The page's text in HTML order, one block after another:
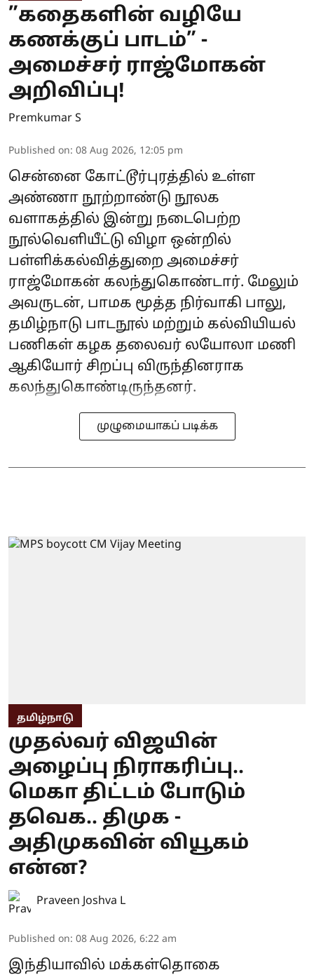
”கதைகளின் வழியே
கணக்குப் பாடம்” -
அமைச்சர் ராஜ்மோகன்
அறிவிப்பு!
Premkumar S
Published on: 08 Aug 2026, 12:05 pm
சென்னை கோட்டூர்புரத்தில் உள்ள
அண்ணா நூற்றாண்டு நூலக
வளாகத்தில் இன்று நடைபெற்ற
நூல்வெளியீட்டு விழா ஒன்றில்
பள்ளிக்கல்வித்துறை அமைச்சர்
ராஜ்மோகன் கலந்துகொண்டார். மேலும்
அவருடன், பாமக மூத்த நிர்வாகி பாலு,
தமிழ்நாடு பாடநூல் மற்றும் கல்வியியல்
பணிகள் கழக தலைவர் லயோலா மணி
ஆகியோர் சிறப்பு விருந்தினராக
கலந்துகொண்டிருந்தனர்.
முழுமையாகப் படிக்க
தமிழ்நாடு
முதல்வர் விஜயின்
அழைப்பு நிராகரிப்பு..
மெகா திட்டம் போடும்
தவெக.. திமுக -
அதிமுகவின் வியூகம்
என்ன?
Praveen Joshva L
Published on: 08 Aug 2026, 6:22 am
இந்தியாவில் மக்கள்தொகை